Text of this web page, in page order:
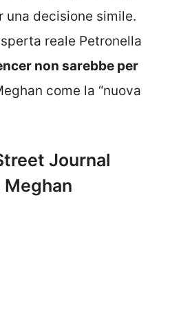
una decisione simile.
reale Petronella
non sarebbe per
come la “nuova
Journal